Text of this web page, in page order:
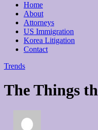
Home
About
Attorneys
US Immigration
Korea Litigation
Contact
Trends
The Things